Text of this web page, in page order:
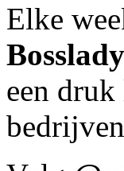
Elke
een